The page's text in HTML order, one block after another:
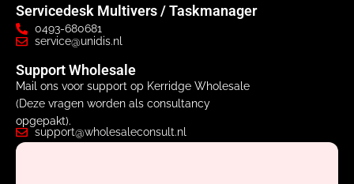
Servicedesk Multivers / Taskmanager
0493-680681
service@unidis.nl
Support Wholesale
Mail ons voor support op Kerridge Wholesale
(Deze vragen worden als consultancy
opgepakt).
support@wholesaleconsult.nl